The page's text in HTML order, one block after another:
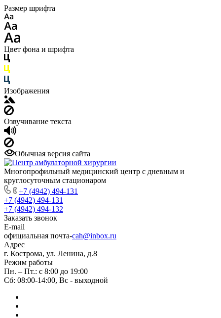
Размер шрифта
Цвет фона и шрифта
Изображения
Озвучивание текста
Обычная версия сайта
Многопрофильный медицинский центр с дневным и
круглосуточным стационаром
+7 (4942) 494-131
+7 (4942) 494-131
+7 (4942) 494-132
Заказать звонок
E-mail
официальная почта-cah@inbox.ru
Адрес
г. Кострома, ул. Ленина, д.8
Режим работы
Пн. – Пт.: с 8:00 до 19:00
Сб: 08:00-14:00, Вс - выходной